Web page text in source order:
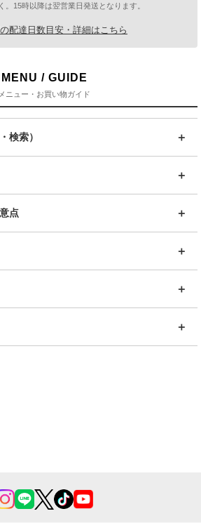
15時以降は翌営業日発送となります。
配達日数目安・詳細はこちら
MENU / GUIDE
メニュー・お買い物ガイド
検索）
点